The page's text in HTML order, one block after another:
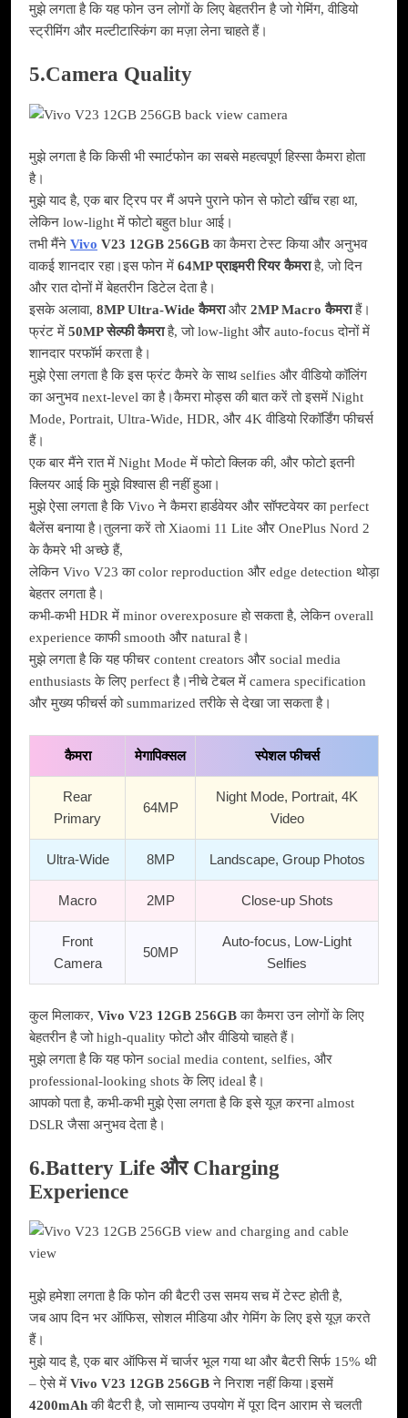
मुझे लगता है कि यह फोन उन लोगों के लिए बेहतरीन है जो गेमिंग, वीडियो
स्ट्रीमिंग और मल्टीटास्किंग का मज़ा लेना चाहते हैं।
5.Camera Quality
मुझे लगता है कि किसी भी स्मार्टफोन का सबसे महत्वपूर्ण हिस्सा कैमरा होता
है।
मुझे याद है, एक बार ट्रिप पर मैं अपने पुराने फोन से फोटो खींच रहा था,
लेकिन low-light में फोटो बहुत blur आई।
तभी मैंने Vivo V23 12GB 256GBका कैमरा टेस्ट किया और अनुभव
वाकई शानदार रहा।इस फोन में 64MP प्राइमरी रियर कैमराहै, जो दिन
और रात दोनों में बेहतरीन डिटेल देता है।
इसके अलावा, 8MP Ultra-Wide कैमराऔर 2MP Macro कैमराहैं।
फ्रंट में 50MP सेल्फी कैमराहै, जो low-light और auto-focus दोनों में
शानदार परफॉर्म करता है।
मुझे ऐसा लगता है कि इस फ्रंट कैमरे के साथ selfies और वीडियो कॉलिंग
का अनुभव next-level का है।कैमरा मोड्स की बात करें तो इसमें Night
Mode, Portrait, Ultra-Wide, HDR, और 4K वीडियो रिकॉर्डिंग फीचर्स
हैं।
एक बार मैंने रात में Night Mode में फोटो क्लिक की, और फोटो इतनी
क्लियर आई कि मुझे विश्वास ही नहीं हुआ।
मुझे ऐसा लगता है कि Vivo ने कैमरा हार्डवेयर और सॉफ्टवेयर का perfect
बैलेंस बनाया है।तुलना करें तो Xiaomi 11 Lite और OnePlus Nord 2
के कैमरे भी अच्छे हैं,
लेकिन Vivo V23 का color reproduction और edge detection थोड़ा
बेहतर लगता है।
कभी-कभी HDR में minor overexposure हो सकता है, लेकिन overall
experience काफी smooth और natural है।
मुझे लगता है कि यह फीचर content creators और social media
enthusiasts के लिए perfect है।नीचे टेबल में camera specification
और मुख्य फीचर्स को summarized तरीके से देखा जा सकता है।
कैमरा मेगापिक्सल स्पेशल फीचर्स
Rear
Primary
64MP
Night Mode, Portrait, 4K
Video
Ultra-Wide 8MP Landscape, Group Photos
Macro 2MP Close-up Shots
Front
Camera
50MP
Auto-focus, Low-Light
Selfies
कुल मिलाकर, Vivo V23 12GB 256GBका कैमरा उन लोगों के लिए
बेहतरीन है जो high-quality फोटो और वीडियो चाहते हैं।
मुझे लगता है कि यह फोन social media content, selfies, और
professional-looking shots के लिए ideal है।
आपको पता है, कभी-कभी मुझे ऐसा लगता है कि इसे यूज़ करना almost
DSLR जैसा अनुभव देता है।
6.Battery Life और Charging
Experience
मुझे हमेशा लगता है कि फोन की बैटरी उस समय सच में टेस्ट होती है,
जब आप दिन भर ऑफिस, सोशल मीडिया और गेमिंग के लिए इसे यूज़ करते
हैं।
मुझे याद है, एक बार ऑफिस में चार्जर भूल गया था और बैटरी सिर्फ 15% थी
– ऐसे में Vivo V23 12GB 256GBने निराश नहीं किया।इसमें
4200mAhकी बैटरी है, जो सामान्य उपयोग में पूरा दिन आराम से चलती